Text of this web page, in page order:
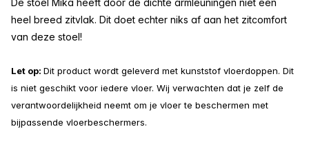
heel breed zitvlak. Dit doet echter niks af aan het zitcomfort
van deze stoel!
Let op: Dit product wordt geleverd met kunststof vloerdoppen. Dit
is niet geschikt voor iedere vloer. Wij verwachten dat je zelf de
verantwoordelijkheid neemt om je vloer te beschermen met
bijpassende vloerbeschermers.